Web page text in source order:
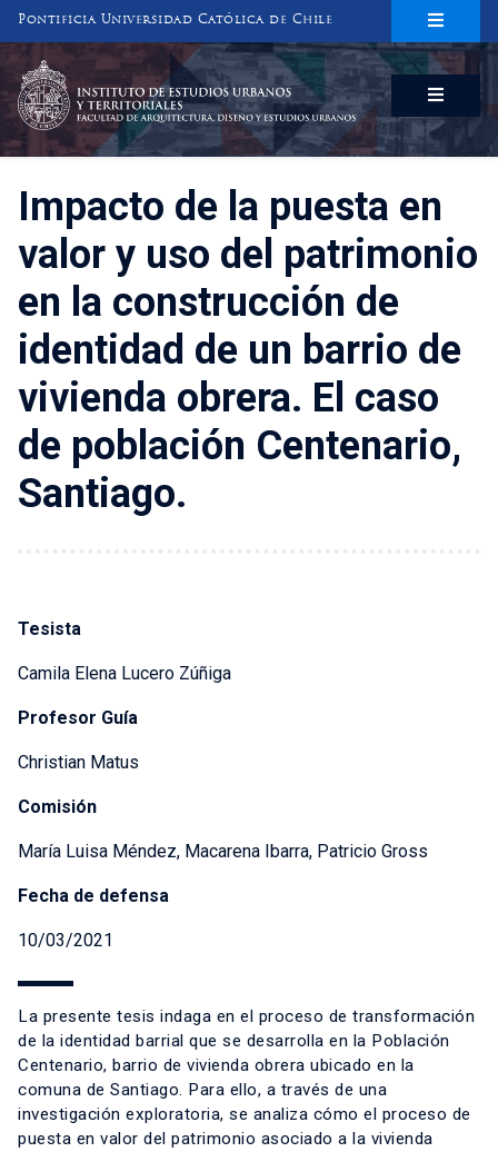
Pontificia Universidad Católica de Chile
INSTITUTO DE ESTUDIOS URBANOS
Y TERRITORIALES
FACULTAD DE ARQUITECTURA, DISEÑO Y ESTUDIOS URBANOS
Impacto de la puesta en
valor y uso del patrimonio
en la construcción de
identidad de un barrio de
vivienda obrera. El caso
de población Centenario,
Santiago.
Tesista
Camila Elena Lucero Zúñiga
Profesor Guía
Christian Matus
Comisión
María Luisa Méndez, Macarena Ibarra, Patricio Gross
Fecha de defensa
10/03/2021
La presente tesis indaga en el proceso de transformación
de la identidad barrial que se desarrolla en la Población
Centenario, barrio de vivienda obrera ubicado en la
comuna de Santiago. Para ello, a través de una
investigación exploratoria, se analiza cómo el proceso de
puesta en valor del patrimonio asociado a la vivienda